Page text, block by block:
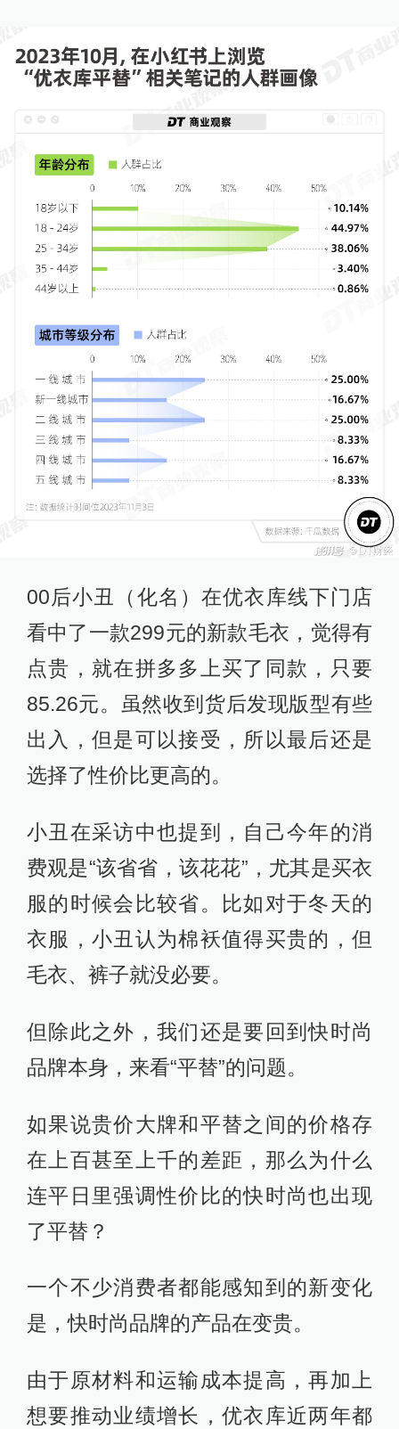
00后小丑（化名）在优衣库线下门店
看中了一款299元的新款毛衣，觉得有
点贵，就在拼多多上买了同款，只要
85.26元。虽然收到货后发现版型有些
出入，但是可以接受，所以最后还是
选择了性价比更高的。
小丑在采访中也提到，自己今年的消
费观是“该省省，该花花”，尤其是买衣
服的时候会比较省。比如对于冬天的
衣服，小丑认为棉袄值得买贵的，但
毛衣、裤子就没必要。
但除此之外，我们还是要回到快时尚
品牌本身，来看“平替”的问题。
如果说贵价大牌和平替之间的价格存
在上百甚至上千的差距，那么为什么
连平日里强调性价比的快时尚也出现
了平替？
一个不少消费者都能感知到的新变化
是，快时尚品牌的产品在变贵。
由于原材料和运输成本提高，再加上
想要推动业绩增长，优衣库近两年都